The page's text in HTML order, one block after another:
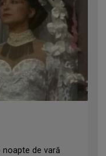
noapte de vară